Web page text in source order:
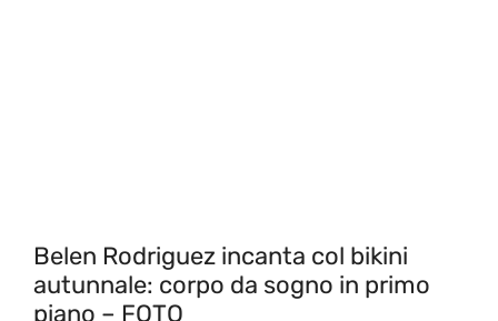
Belen Rodriguez incanta col bikini
autunnale: corpo da sogno in primo
piano – FOTO